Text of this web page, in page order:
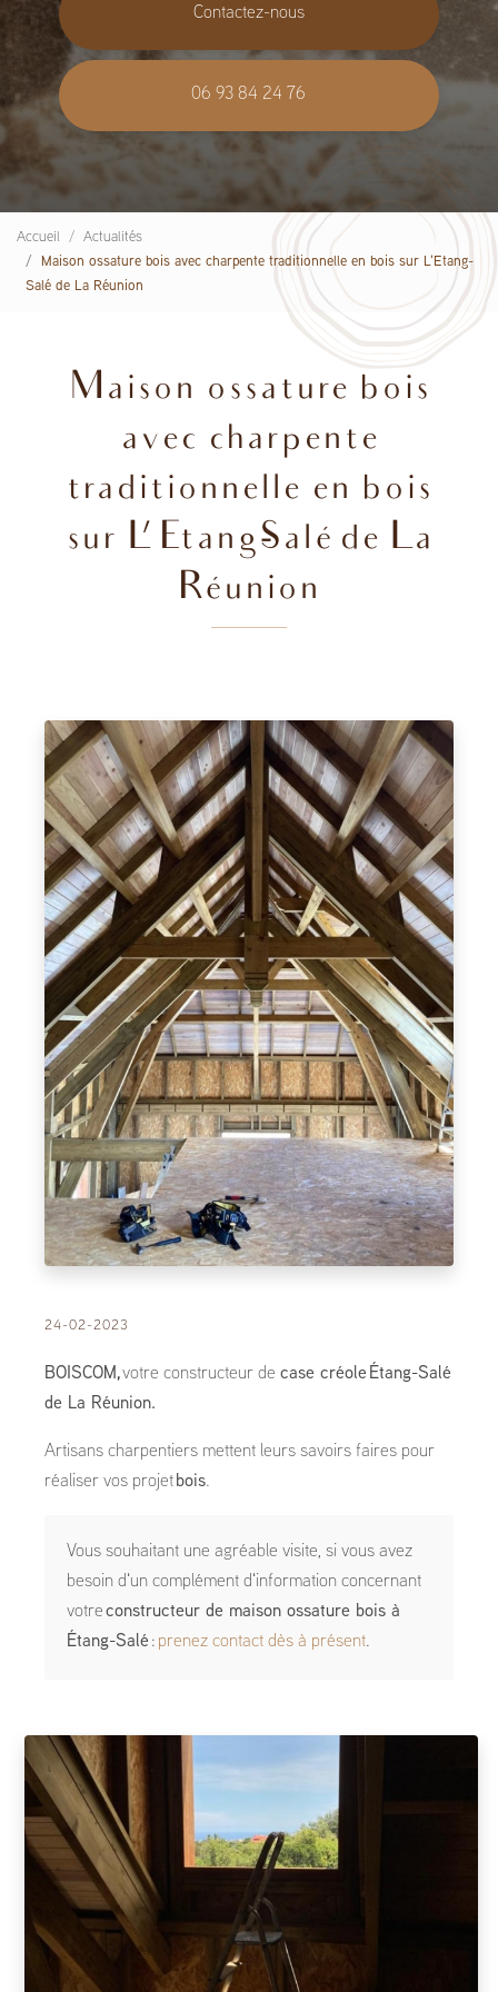
Contactez-nous
06 93 84 24 76
Accueil
Actualités
Maison ossature bois avec charpente traditionnelle en bois sur L'Etang-
Salé de La Réunion
Maison ossature bois
avec charpente
traditionnelle en bois
sur L'Etang-Salé de La
Réunion
24-02-2023
BOISCOM,votre constructeur de case créole Étang-Salé
de La Réunion.
Artisans charpentiers mettent leurs savoirs faires pour
réaliser vos projet bois.
Vous souhaitant une agréable visite, si vous avez
besoin d'un complément d'information concernant
votre constructeur de maison ossature bois à
Étang-Salé : prenez contact dès à présent.